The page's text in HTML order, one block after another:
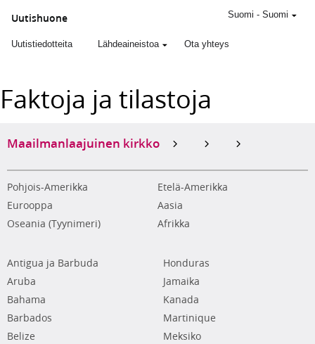
Uutishuone
Uutistiedotteita Lähdeaineistoa Ota yhteys
Suomi - Suomi
Faktoja ja tilastoja
Maailmanlaajuinen kirkko
Pohjois-Amerikka
Etelä-Amerikka
Eurooppa
Aasia
Oseania (Tyynimeri)
Afrikka
Antigua ja Barbuda
Aruba
Bahama
Barbados
Belize
Honduras
Jamaika
Kanada
Martinique
Meksiko